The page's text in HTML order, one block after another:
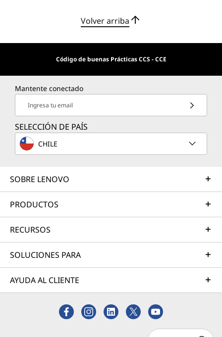
Volver arriba
Código de buenas Prácticas CCS - CCE
Mantente conectado
Ingresa tu email
SELECCIÓN DE PAÍS
CHILE
SOBRE LENOVO
PRODUCTOS
RECURSOS
SOLUCIONES PARA
AYUDA AL CLIENTE